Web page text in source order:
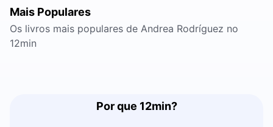
Mais Populares
Os livros mais populares de Andrea Rodríguez no
12min
Por que 12min?